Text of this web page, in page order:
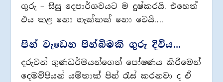
ගුරු – සිසු දෙපාර්ශවයට ම දුෂ්කරයි. එහෙත්
එය කළ නො හැක්කක් නො වෙයි….
පින් වැඩෙන පින්බිමකි ගුරු දිවිය…
දරුවන් ගුණධර්මයන්ගෙන් පෝෂණය කිරීමෙන්
දෙමව්පියන් යම්තාක් පින් රැස් කරනවා ද ඒ